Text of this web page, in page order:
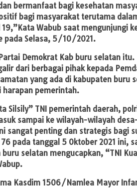
bermanfaat bagi kesehatan
bagi masyarakat terutama
19,”Kata Wabub saat mengunjungi
pada Selasa, 5/10/2021.
Demokrat Kab buru selatan
dari berbagai pihak kepada
yang ada di kabupaten buru
harapan pemerintah.
Silsily” TNI pemerintah daerah,
sampai ke wilayah-wilayah
sangat penting dan strategis bagi
pada tanggal 5 Oktober 2021 ini,
selatan mengucapkan, “TNI
Kasdim 1506/Namlea Mayor